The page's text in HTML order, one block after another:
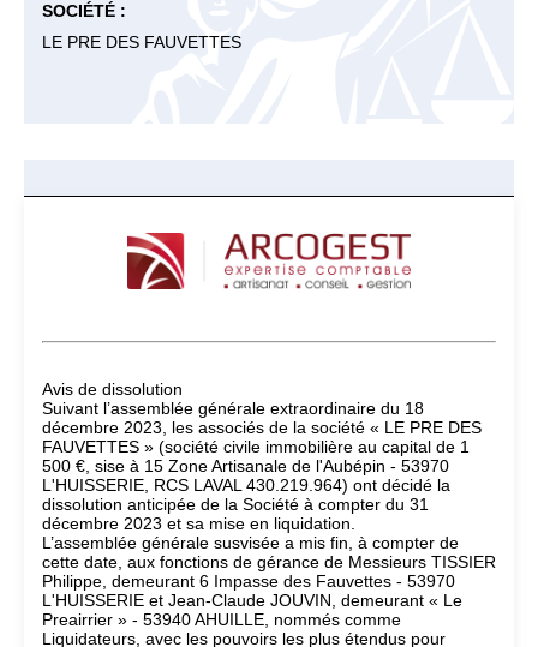
SOCIÉTÉ :
LE PRE DES FAUVETTES
Avis de dissolution
Suivant l’assemblée générale extraordinaire du 18
décembre 2023, les associés de la société « LE PRE DES
FAUVETTES » (société civile immobilière au capital de 1
500 €, sise à 15 Zone Artisanale de l'Aubépin - 53970
L'HUISSERIE, RCS LAVAL 430.219.964) ont décidé la
dissolution anticipée de la Société à compter du 31
décembre 2023 et sa mise en liquidation.
L’assemblée générale susvisée a mis fin, à compter de
cette date, aux fonctions de gérance de Messieurs TISSIER
Philippe, demeurant 6 Impasse des Fauvettes - 53970
L'HUISSERIE et Jean-Claude JOUVIN, demeurant « Le
Preairrier » - 53940 AHUILLE, nommés comme
Liquidateurs, avec les pouvoirs les plus étendus pour